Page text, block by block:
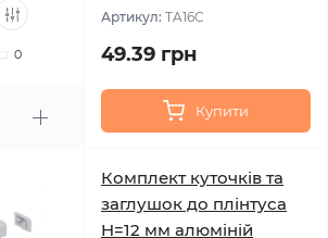
0
Артикул: TA16C
49.39 грн
Купити
Комплект куточків та
заглушок до плінтуса
H=12 мм алюміній